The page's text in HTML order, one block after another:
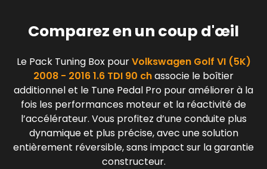
Comparez en un coup d'œil
Le Pack Tuning Box pourVolkswagen Golf VI (5K)
2008 - 2016 1.6 TDI 90 chassocie le boîtier
additionnel et le Tune Pedal Pro pour améliorer à la
fois les performances moteur et la réactivité de
l’accélérateur. Vous profitez d’une conduite plus
dynamique et plus précise, avec une solution
entièrement réversible, sans impact sur la garantie
constructeur.